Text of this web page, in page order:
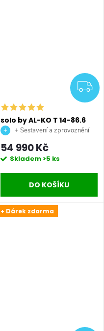
solo by AL-KO T 14-86.6
HD-A Easy benzínový
+ Sestavení a zprovoznění
stroje + doprava až na vaši
zahradu.
54 990 Kč
Skladem >5 ks
DO KOŠÍKU
+ Dárek zdarma